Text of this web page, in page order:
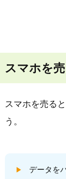
スマホを
スマホを売る
う。
データを